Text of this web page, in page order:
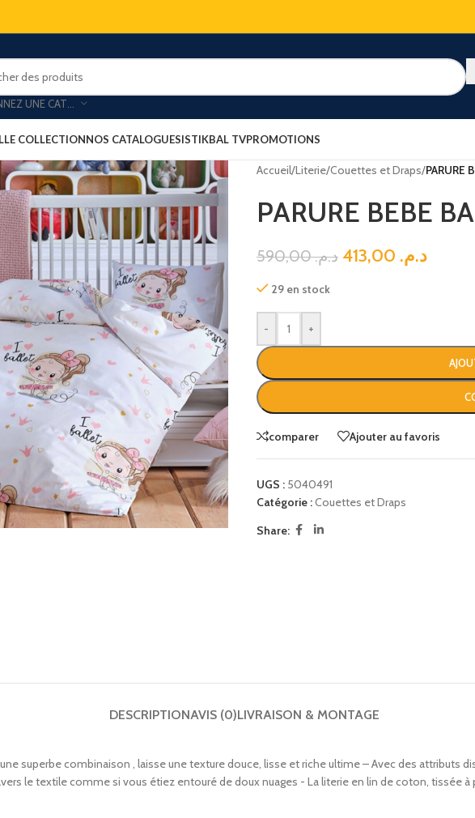
COLLECTIONNOS CATALOGUESISTIKBAL TVPROMOTIONS
Accueil/Literie/Couettes et Draps/PARURE
PARURE BEBE
د.م.590,00 د.م.
29 en stock
- +
comparer Ajouter au favoris
UGS : 5040491
Catégorie :Couettes et Draps
Share:
DESCRIPTIONAVIS (0)LIVRAISON & MONTAGE
superbe combinaison , laisse une texture douce, lisse et riche ultime – Avec des
le textile comme si vous étiez entouré de doux nuages ​​- La literie en lin de coton, tissée